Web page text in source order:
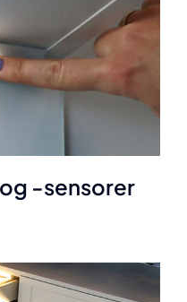
-sensorer